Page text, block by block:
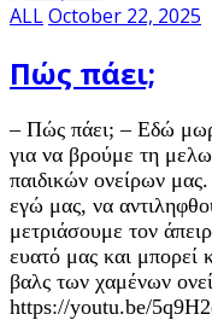
ALLOctober 22, 2025
Πώς πάει;
– Πώς πάει; – Εδώ
για να βρούμε τη
παιδικών ονείρων
εγώ μας, να
μετριάσουμε τον
ευατό μας και μπορεί
βαλς των χαμένων
https://youtu.be/